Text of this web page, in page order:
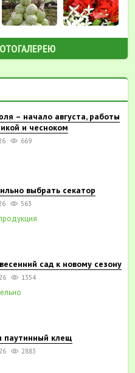
– начало августа, работы
и чесноком
669
выбрать секатор
563
сад к новому сезону
1354
паутинный клещ
2883